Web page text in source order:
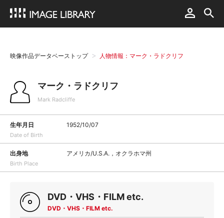
映像作品データベーストップ 人物情報：マーク・ラドクリフ
マーク・ラドクリフ
Mark Radcliffe
生年月日
Date of Birth
1952/10/07
出身地
Birth Place
アメリカ/U.S.A.，オクラホマ州
DVD・VHS・FILM etc.
DVD・VHS・FILM etc.